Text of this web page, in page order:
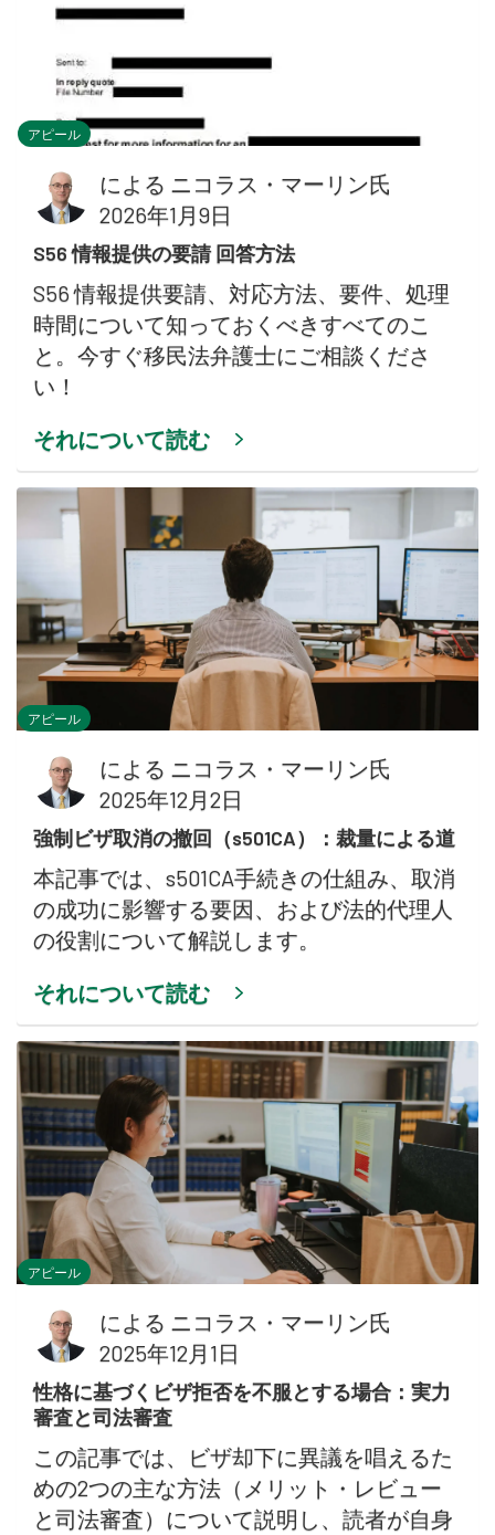
アピール
による ニコラス・マーリン氏
2026年1月9日
S56 情報提供の要請 回答方法
S56 情報提供要請、対応方法、要件、処理
時間について知っておくべきすべてのこ
と。今すぐ移民法弁護士にご相談くださ
い！
それについて読む
アピール
による ニコラス・マーリン氏
2025年12月2日
強制ビザ取消の撤回（s501CA）：裁量による道
本記事では、s501CA手続きの仕組み、取消
の成功に影響する要因、および法的代理人
の役割について解説します。
それについて読む
アピール
による ニコラス・マーリン氏
2025年12月1日
性格に基づくビザ拒否を不服とする場合：実力
審査と司法審査
この記事では、ビザ却下に異議を唱えるた
めの2つの主な方法（メリット・レビュー
と司法審査）について説明し、読者が自身